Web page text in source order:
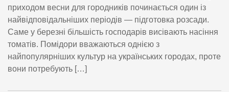
приходом весни для городників починається один із
найвідповідальніших періодів — підготовка розсади.
Саме у березні більшість господарів висівають насіння
томатів. Помідори вважаються однією з
найпопулярніших культур на українських городах, проте
вони потребують […]